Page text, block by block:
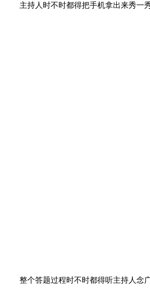
主持人时不时都得把手机拿出来秀一秀
整个答题过程时不时都得听主持人念广